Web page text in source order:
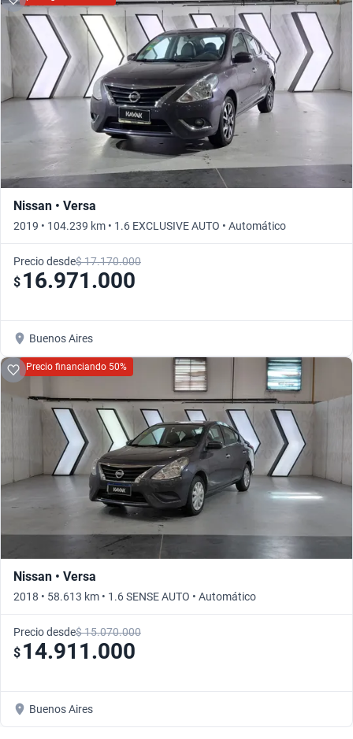
Nissan • Versa
2019 • 104.239 km • 1.6 EXCLUSIVE AUTO • Automático
Precio desde$ 17.170.000
$ 16.971.000
Buenos Aires
Precio financiando 50%
Nissan • Versa
2018 • 58.613 km • 1.6 SENSE AUTO • Automático
Precio desde$ 15.070.000
$ 14.911.000
Buenos Aires